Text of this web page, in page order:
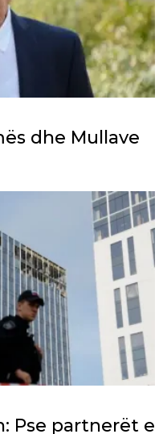
dhe Mullave
Pse partnerët e